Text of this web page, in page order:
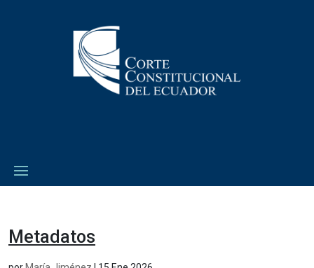
Metadatos